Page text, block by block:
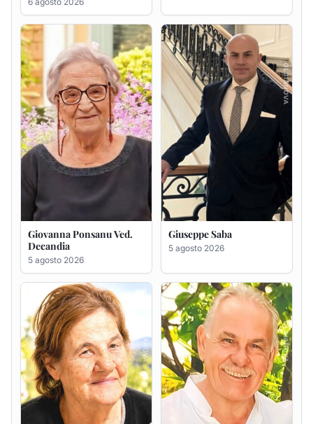
Giovanna Ponsanu Ved.
Decandia
5 agosto 2026
Giuseppe Saba
5 agosto 2026
Maria Antonietta Orrù
ved. Peddio
5 agosto 2026
Giuseppe Deiana
5 agosto 2026